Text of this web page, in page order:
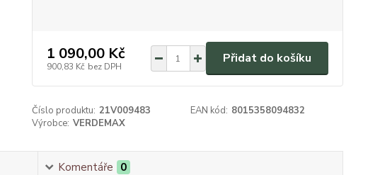
1 090,00 Kč
900,83 Kč bez DPH
Přidat do košíku
Číslo produktu: 21V009483 EAN kód: 8015358094832
Výrobce: VERDEMAX
Komentáře 0